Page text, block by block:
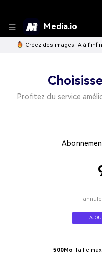
Media.io
Créez des images IA à
Profitez du service
500Mo Taille